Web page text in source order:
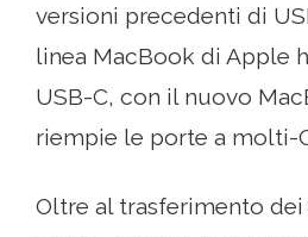
versioni precedenti di
linea MacBook di Apple
USB-C, con il nuovo
riempie le porte a molti-
Oltre al trasferimento